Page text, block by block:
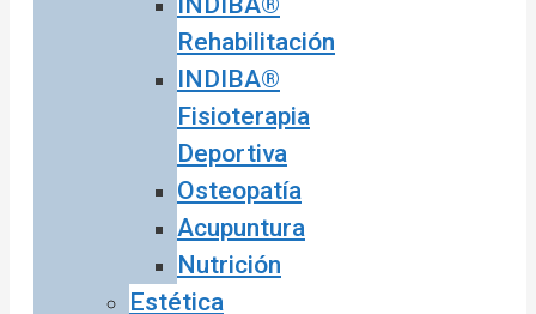
Rehabilitación
INDIBA®
Fisioterapia
Deportiva
Osteopatía
Acupuntura
Nutrición
Estética